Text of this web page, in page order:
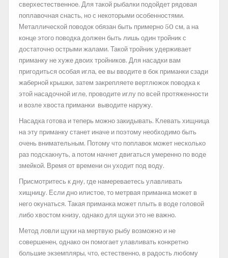
сверхестественное. Для такой рыбалки подойдет рядовая
поплавочная снасть, но с некоторыми особенностями.
Металлической поводок обязан быть примерно 50 см, а на
конце этого поводка должен быть лишь один тройник с
достаточно острыми жалами. Такой тройник удерживает
приманку не хуже двоих тройников. Для насадки вам
пригодиться особая игла, ее вы вводите в бок приманки сзади
жаберной крышки, затем закрепляете вертлюжок поводка к
этой насадочной игле, проводите иглу по всей протяженности
и возле хвоста приманки выводите наружу.
Насадка готова и теперь можно закидывать. Клевать хищница
на эту приманку станет иначе и поэтому необходимо быть
очень внимательным. Потому что поплавок может несколько
раз подскакнуть, а потом начнет двигаться умеренно по воде
змейкой. Время от времени он уходит под воду.
Присмотритесь к дну, где намереваетесь улавливать
хищницу. Если дно илистое, то метрвая приманка может в
него окунаться. Такая приманка может плыть в воде головой
либо хвостом книзу, однако для щуки это не важно.
Метод ловли щуки на мертвую рыбу возможно и не
совершенен, однако он помогает улавливать конкретно
большие экземпляры, что, естественно, в радость любому